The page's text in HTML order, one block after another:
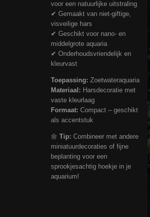
voor een natuurlijke uitstraling
✔ Gemaakt van niet-giftige,
visveilige hars
✔ Geschikt voor nano- en
middelgrote aquaria
✔ Onderhoudsvriendelijk en
kleurvast
Toepassing: Zoetwateraquaria
Materiaal: Harsdecoratie met
vaste kleurlaag
Formaat: Compact – geschikt
als accentstuk
🌼 Tip: Combineer met andere
miniatuurdecoraties of fijne
beplanting voor een
sprookjesachtig hoekje in je
aquarium!